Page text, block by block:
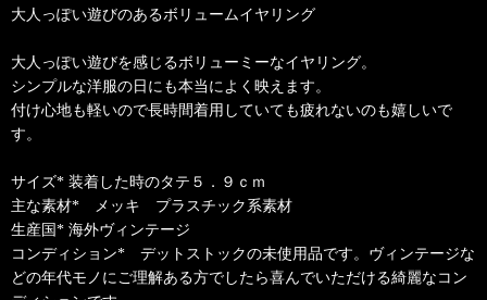
大人っぽい遊びのあるボリュームイヤリング
大人っぽい遊びを感じるボリューミーなイヤリング。
シンプルな洋服の日にも本当によく映えます。
付け心地も軽いので長時間着用していても疲れないのも嬉しいで
す。
サイズ* 装着した時のタテ５．９ｃｍ
主な素材* メッキ プラスチック系素材
生産国* 海外ヴィンテージ
コンディション* デットストックの未使用品です。ヴィンテージな
どの年代モノにご理解ある方でしたら喜んでいただける綺麗なコン